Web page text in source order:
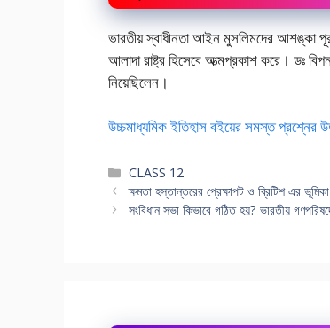
ভারতীয় স্বাধীনতা আইন মুসলিমদের আশঙ্কা
আলাদা রাষ্ট্র হিসেবে আত্মপ্রকাশ করে। ডঃ
নিয়েছিলেন।
উচ্চমাধ্যমিক ইতিহাস বইয়ের সমস্ত প্রশ্নের
Categories
CLASS 12
ক্ষমতা হস্তান্তরের প্রেক্ষাপট ও ব্রিটিশ এর
সংবিধান সভা কিভাবে গঠিত হয়? ভারতীয়